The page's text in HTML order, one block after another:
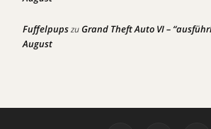
FuffelpupszuGrand Theft Auto VI –
August